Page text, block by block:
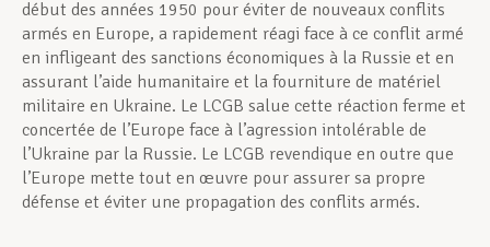
début des années 1950 pour éviter de nouveaux conflits
armés en Europe, a rapidement réagi face à ce conflit armé
en infligeant des sanctions économiques à la Russie et en
assurant l’aide humanitaire et la fourniture de matériel
militaire en Ukraine. Le LCGB salue cette réaction ferme et
concertée de l’Europe face à l’agression intolérable de
l’Ukraine par la Russie. Le LCGB revendique en outre que
l’Europe mette tout en œuvre pour assurer sa propre
défense et éviter une propagation des conflits armés.